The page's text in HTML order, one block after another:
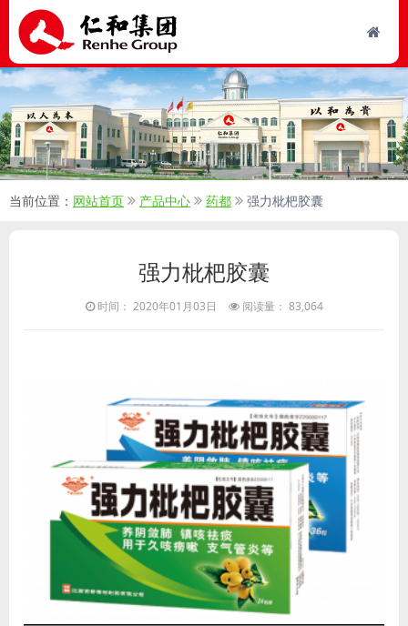
当前位置： 网站首页 产品中心 药都 强力枇杷胶囊
强力枇杷胶囊
时间： 2020年01月03日 阅读量： 83,064